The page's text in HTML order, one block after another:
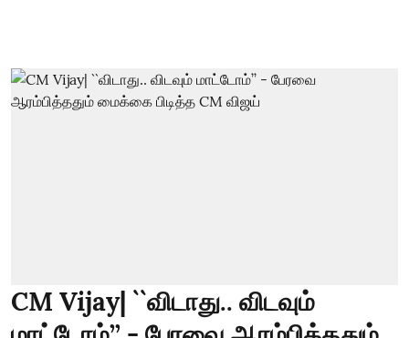
CM Vijay| ``விடாது.. விடவும்